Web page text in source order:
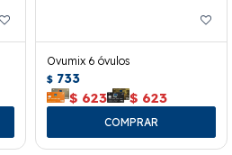
Ovumix 6 óvulos
$ 733
$ 623 $ 623